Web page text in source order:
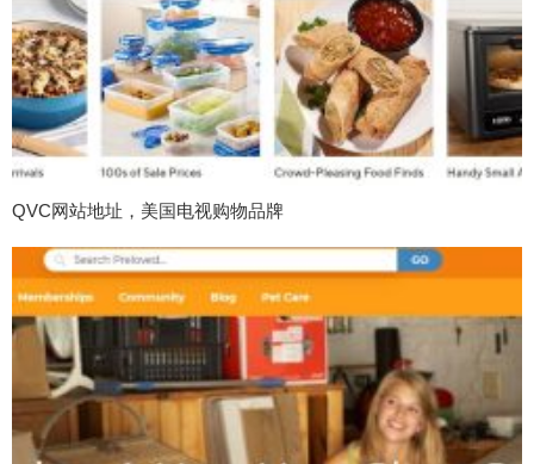
QVC网站地址，美国电视购物品牌